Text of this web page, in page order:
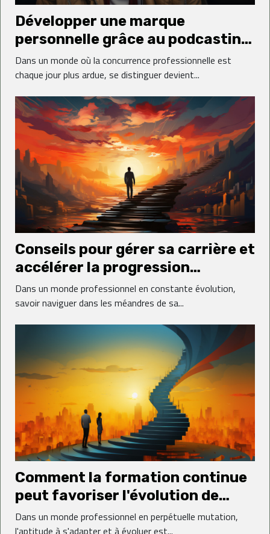
Développer une marque
personnelle grâce au podcasting
: un chemin vers le succès
professionnel
Dans un monde où la concurrence professionnelle est
chaque jour plus ardue, se distinguer devient...
Conseils pour gérer sa carrière et
accélérer la progression
professionnelle
Dans un monde professionnel en constante évolution,
savoir naviguer dans les méandres de sa...
Comment la formation continue
peut favoriser l'évolution de
carrière en période de flux
Dans un monde professionnel en perpétuelle mutation,